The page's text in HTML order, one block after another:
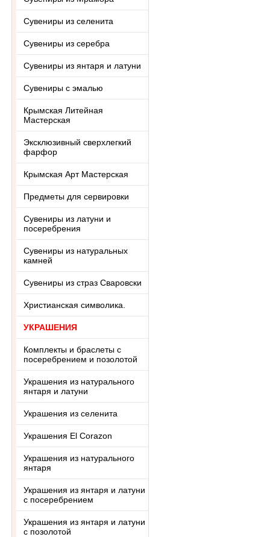
Сувениры из селенита
Сувениры из серебра
Сувениры из янтаря и латуни
Сувениры с эмалью
Крымская Литейная
Мастерская
Эксклюзивный сверхлегкий
фарфор
Крымская Арт Мастерская
Предметы для сервировки
Сувениры из латуни и
посеребрения
Сувениры из натуральных
камней
Сувениры из страз Сваровски
Христианская символика.
УКРАШЕНИЯ
Комплекты и браслеты с
посеребрением и позолотой
Украшения из натурального
янтаря и латуни
Украшения из селенита
Украшения El Corazon
Украшения из натурального
янтаря
Украшения из янтаря и латуни
с посеребрением
Украшения из янтаря и латуни
с позолотой